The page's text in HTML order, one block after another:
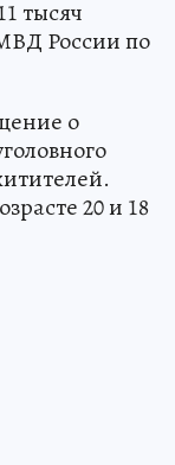
тысяч
России по
о
20 и 18